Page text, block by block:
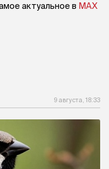
актуальное в MAX
9 августа, 18:33